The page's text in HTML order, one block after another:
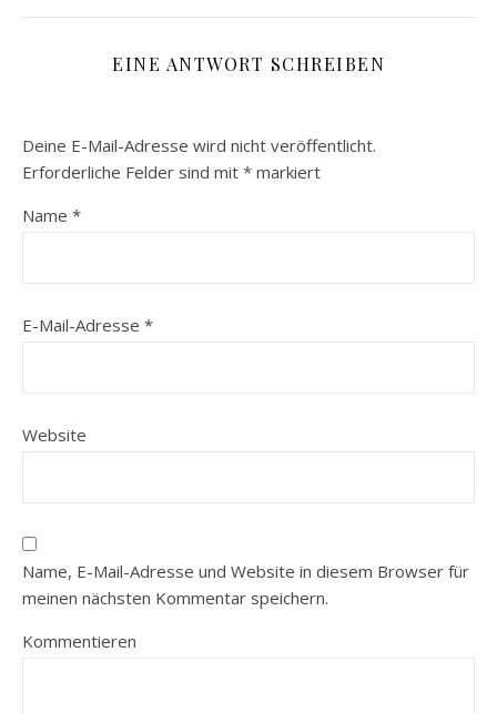
EINE ANTWORT SCHREIBEN
Deine E-Mail-Adresse wird nicht veröffentlicht.
Erforderliche Felder sind mit * markiert
Name *
E-Mail-Adresse *
Website
Name, E-Mail-Adresse und Website in diesem Browser für
meinen nächsten Kommentar speichern.
Kommentieren